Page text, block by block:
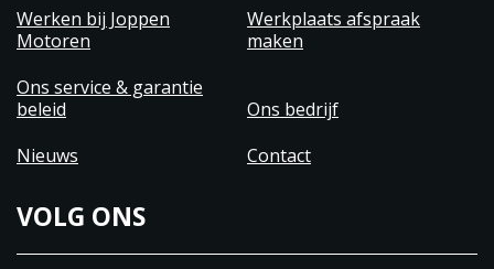
Werken bij Joppen
Motoren
Werkplaats afspraak
maken
Ons service & garantie
beleid
Ons bedrijf
Nieuws
Contact
VOLG ONS